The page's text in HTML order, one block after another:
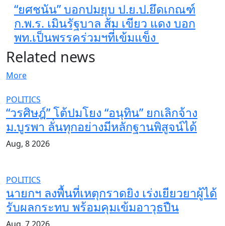
“ยศชนัน” บอกปมยุบ ป.ย.ป.ยึดเกณฑ์
ก.พ.ร. เมินรัฐบาล ส้ม เขียว แดง บอก
พท.เป็นพรรคร่วมฯที่เข้มแข็ง
Related news
More
POLITICS
“วรศิษฎ์” โต้ปมโยง “อนุทิน” ยกเลิกจ้าง
ม.บูรพา ลั่นทุกอย่างมีหลักฐานพิสูจน์ได้
Aug, 8 2026
POLITICS
นายกฯ ลงพื้นที่เหตุกราดยิง เร่งเยียวยาผู้ได้
รับผลกระทบ พร้อมคุมเข้มอาวุธปืน